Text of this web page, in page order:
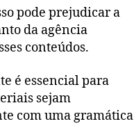
pode prejudicar a
da agência
conteúdos.
é essencial para
sejam
com uma gramática